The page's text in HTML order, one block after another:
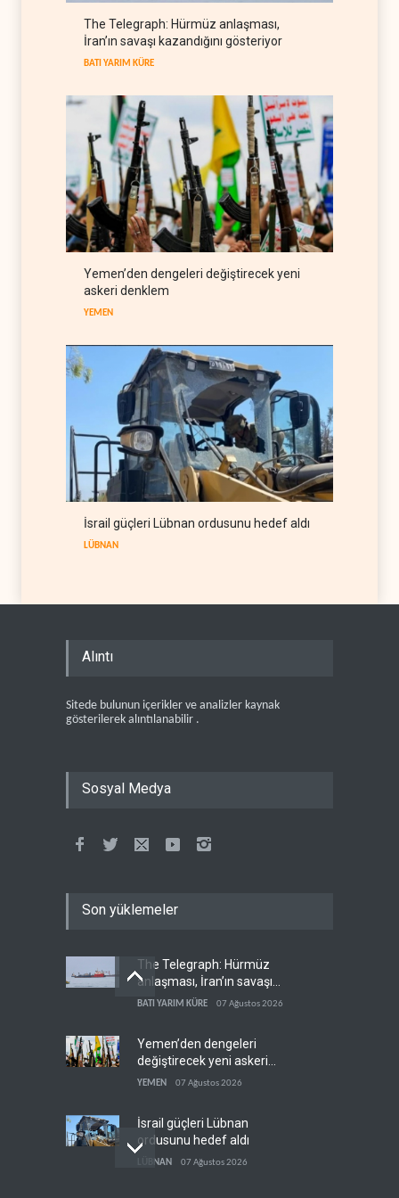
Galibaf, Trump'ın tehdit ve
müzakere mesajlarıyla alay
Trump: İran savaşı yakında
bitebilir, ABD silah stokları
zorlanıyor
BATI YARIM KÜRE 07 Ağustos 2026
İsrail ordusunda helikopter
krizi
İSRAİL 07 Ağustos 2026
yerine askeri üs projesi
The Telegraph: Hürmüz anlaşması,
İran’ın savaşı kazandığını gösteriyor
BATI YARIM KÜRE
Yemen’den dengeleri değiştirecek yeni
askeri denklem
YEMEN
İsrail güçleri Lübnan ordusunu hedef aldı
LÜBNAN
Alıntı
Sitede bulunun içerikler ve analizler kaynak
gösterilerek alıntılanabilir .
Sosyal Medya
Son yüklemeler
The Telegraph: Hürmüz
anlaşması, İran’ın savaşı
kazandığını gösteriyor
BATI YARIM KÜRE 07 Ağustos 2026
Yemen’den dengeleri
değiştirecek yeni askeri
denklem
YEMEN 07 Ağustos 2026
İsrail güçleri Lübnan
ordusunu hedef aldı
LÜBNAN 07 Ağustos 2026